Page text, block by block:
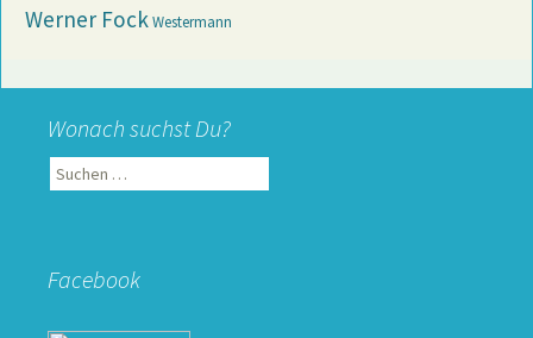
Werner FockWestermann
Wonach suchst Du?
Suchen
nach:
Facebook